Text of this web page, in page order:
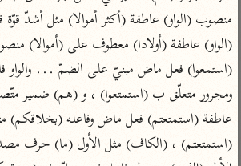
جمع الأقوال
تفسير ابن الجوزي
تفسير الماوردي
منتقاة
موسوعات
تفسير الآلوسي
تفسير الرازي
أخرى
أضواء البيان